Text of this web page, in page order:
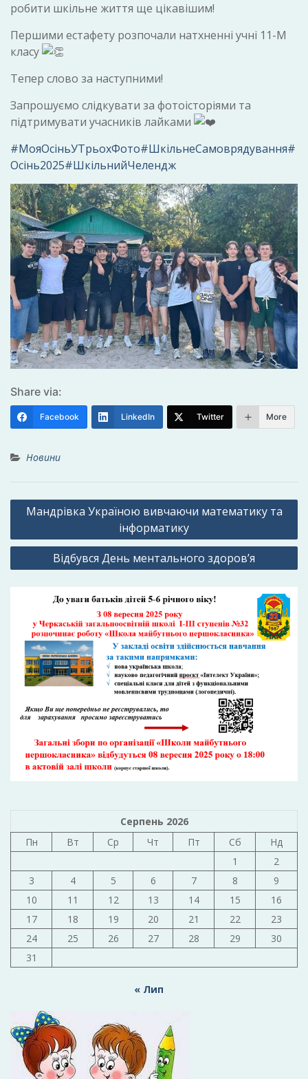
робити шкільне життя ще цікавішим!
Першими естафету розпочали натхненні учні 11-М
класу
Тепер слово за наступними!
Запрошуємо слідкувати за фотоісторіями та
підтримувати учасників лайками
#МояОсіньУТрьохФото#ШкільнеСамоврядування#
Осінь2025#ШкільнийЧелендж
Share via:
Facebook LinkedIn Twitter More
Новини
Навігація
записів
Мандрівка Україною вивчаючи математику та
інформатику
Відбувся День ментального здоров’я
Серпень 2026
Пн
Вт Ср Чт Пт Сб
Нд
1
2
3
4 5 6 7 8
9
10
11 12 13 14 15
16
17
18 19 20 21 22
23
24
25 26 27 28 29
30
31
« Лип